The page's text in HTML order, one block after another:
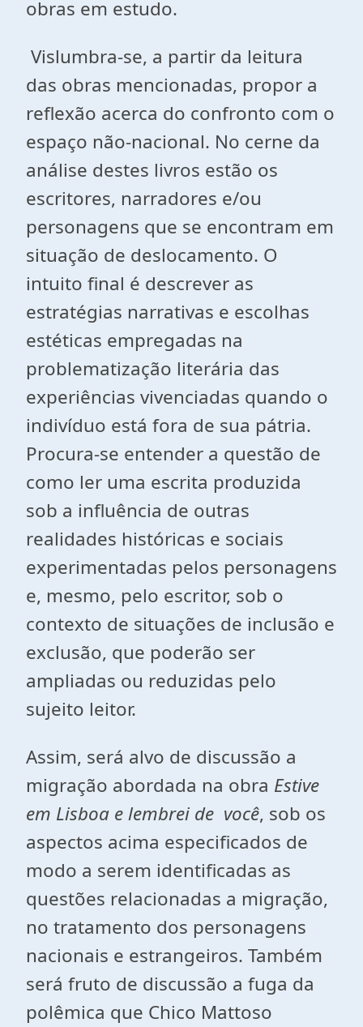
obras em estudo.
Vislumbra-se, a partir da leitura
das obras mencionadas, propor a
reflexão acerca do confronto com o
espaço não-nacional. No cerne da
análise destes livros estão os
escritores, narradores e/ou
personagens que se encontram em
situação de deslocamento. O
intuito final é descrever as
estratégias narrativas e escolhas
estéticas empregadas na
problematização literária das
experiências vivenciadas quando o
indivíduo está fora de sua pátria.
Procura-se entender a questão de
como ler uma escrita produzida
sob a influência de outras
realidades históricas e sociais
experimentadas pelos personagens
e, mesmo, pelo escritor, sob o
contexto de situações de inclusão e
exclusão, que poderão ser
ampliadas ou reduzidas pelo
sujeito leitor.
Assim, será alvo de discussão a
migração abordada na obra Estive
em Lisboa e lembrei de você, sob os
aspectos acima especificados de
modo a serem identificadas as
questões relacionadas a migração,
no tratamento dos personagens
nacionais e estrangeiros. Também
será fruto de discussão a fuga da
polêmica que Chico Mattoso